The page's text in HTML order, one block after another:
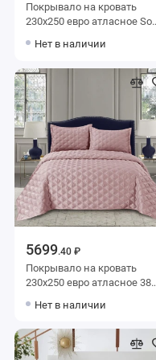
Покрывало на кровать
230х250 евро атласное Sofi
Нет в наличии
5699.40 ₽
Покрывало на кровать
230х250 евро атласное 380
Нет в наличии